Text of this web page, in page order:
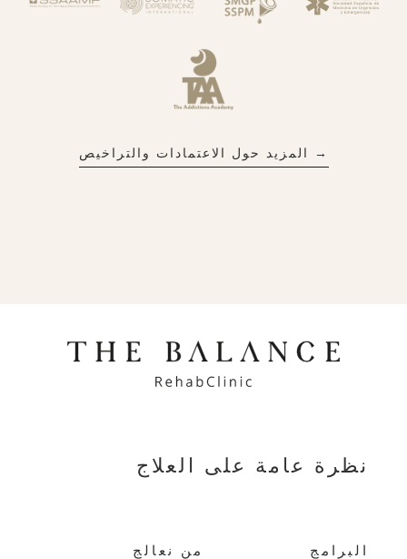
→ المزيد حول الاعتمادات والتراخيص
نظرة عامة على العلاج
البرامج من نعالج